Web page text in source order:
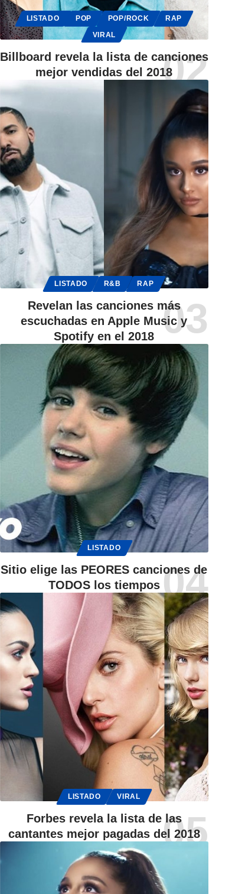
LISTADO POP POP/ROCK RAP
VIRAL
Billboard revela la lista de canciones
mejor vendidas del 2018
LISTADO R&B RAP
Revelan las canciones más
escuchadas en Apple Music y
Spotify en el 2018
LISTADO
Sitio elige las PEORES canciones de
TODOS los tiempos
LISTADO VIRAL
Forbes revela la lista de las
cantantes mejor pagadas del 2018